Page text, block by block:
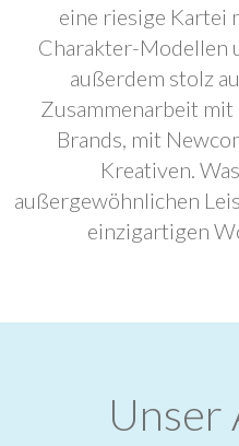
eine riesige Kartei
Charakter-Modellen
außerdem stolz
Zusammenarbeit mit
Brands, mit
Kreativen.
außergewöhnlichen
einzigartigen
Unser